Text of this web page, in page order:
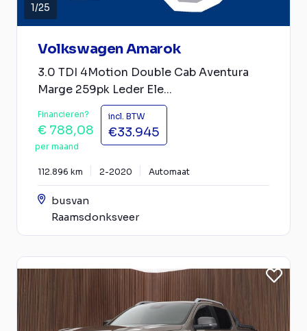
1/25
Volkswagen Amarok
3.0 TDI 4Motion Double Cab Aventura
Marge 259pk Leder Ele...
Financieren?
€ 788,08
per maand
incl. BTW
€33.945
112.896 km 2-2020 Automaat
busvan
Raamsdonksveer